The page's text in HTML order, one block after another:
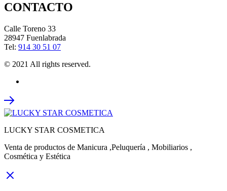
CONTACTO
Calle Toreno 33
28947 Fuenlabrada
Tel: 914 30 51 07
© 2021 All rights reserved.
LUCKY STAR COSMETICA
Venta de productos de Manicura ,Peluquería , Mobiliarios ,
Cosmética y Estética